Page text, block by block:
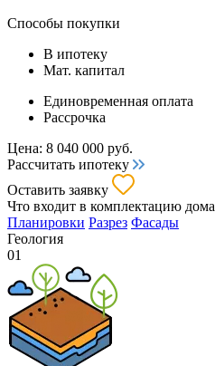
Способы покупки
В ипотеку
Мат. капитал
Единовременная оплата
Рассрочка
Цена: 8 040 000 руб.
Рассчитать ипотеку
Оставить заявку
Что входит в комплектацию дома
Планировки Разрез Фасады
Геология
01